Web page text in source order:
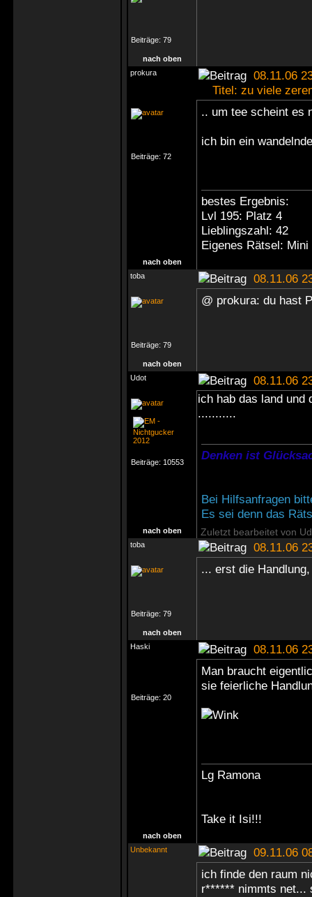
Beiträge: 79
nach oben
prokura
08.11.06
Titel: zu viele
Beiträge: 72
.. um tee scheint es
ich bin ein
bestes Ergebnis:
Lvl 195: Platz 4
Lieblingszahl: 42
Eigenes Rätsel:
nach oben
toba
08.11.06
Beiträge: 79
@ prokura: du hast
nach oben
Udot
08.11.06
Beiträge: 10553
ich hab das land und
...........
Denken ist
Bei Hilfsanfragen
Es sei denn das
nach oben Zuletzt bearbeitet von
toba 08.11.06
Beiträge: 79
... erst die
nach oben
Haski
08.11.06
Beiträge: 20
Man braucht
sie feierliche
Lg Ramona
Take it Isi!!!
nach oben
Unbekannt
09.11.06
ich finde den raum
r****** nimmts net...